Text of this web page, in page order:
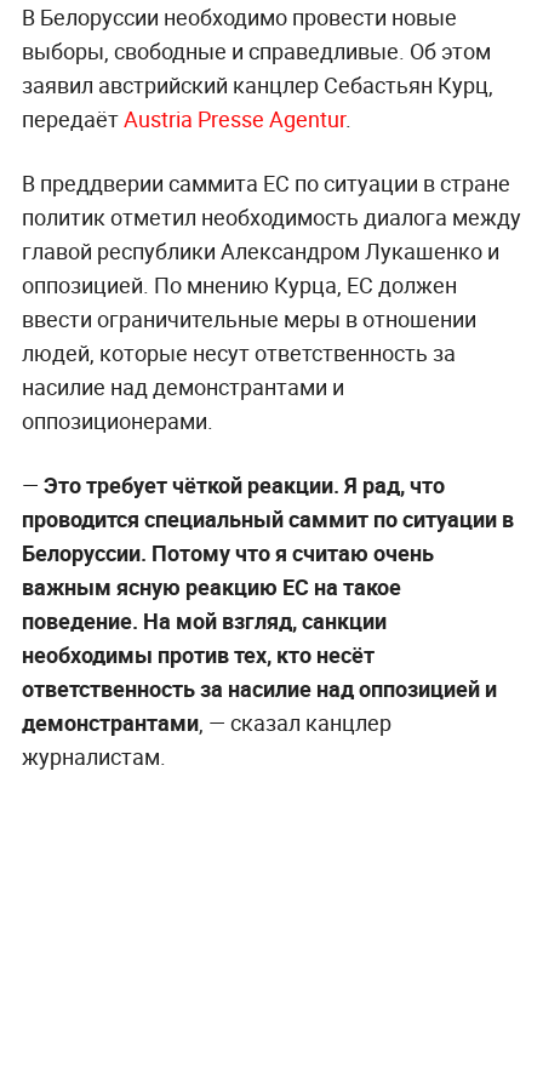
В Белоруссии необходимо провести новые
выборы, свободные и справедливые. Об этом
заявил австрийский канцлер Себастьян Курц,
передаётAustria Presse Agentur.
В преддверии саммита ЕС по ситуации в стране
политик отметил необходимость диалога между
главой республики Александром Лукашенко и
оппозицией. По мнению Курца, ЕС должен
ввести ограничительные меры в отношении
людей, которые несут ответственность за
насилие над демонстрантами и
оппозиционерами.
— Это требует чёткой реакции. Я рад, что
проводится специальный саммит по ситуации в
Белоруссии. Потому что я считаю очень
важным ясную реакцию ЕС на такое
поведение. На мой взгляд, санкции
необходимы против тех, кто несёт
ответственность за насилие над оппозицией и
демонстрантами, — сказал канцлер
журналистам.